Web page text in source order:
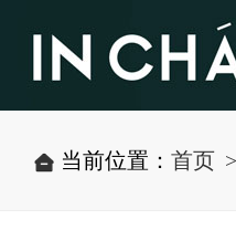
当前位置： 首页